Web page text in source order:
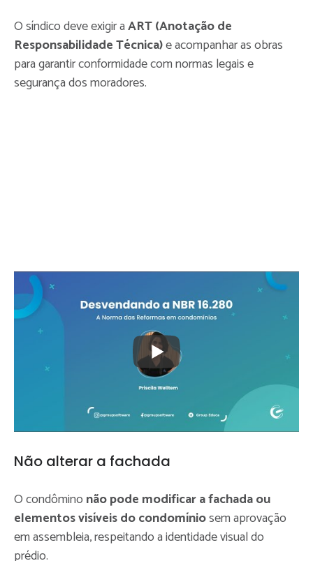
O síndico deve exigir aART (Anotação de
Responsabilidade Técnica)e acompanhar as obras
para garantir conformidade com normas legais e
segurança dos moradores.
Não alterar a fachada
O condômino não pode modificar a fachada ou
elementos visíveis do condomíniosem aprovação
em assembleia, respeitando a identidade visual do
prédio.